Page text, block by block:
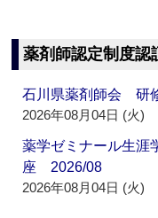
薬剤師認定制度認
石川県薬剤師会 研
2026年08月04日 (火)
薬学ゼミナール生
座 2026/08
2026年08月04日 (火)